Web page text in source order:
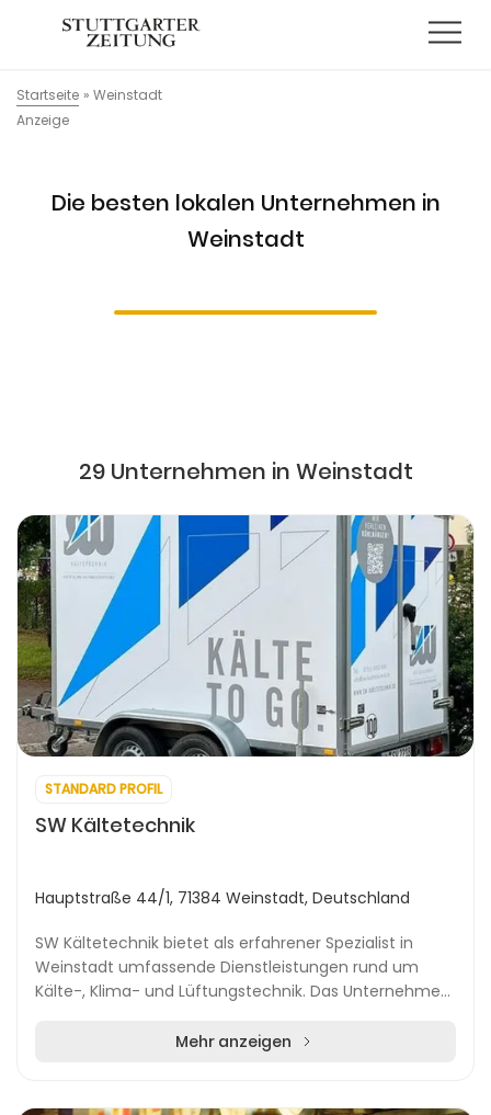
Startseite » Weinstadt
Anzeige
Die besten lokalen Unternehmen in
Weinstadt
29 Unternehmen in Weinstadt
STANDARD PROFIL
SW Kältetechnik
Hauptstraße 44/1, 71384 Weinstadt, Deutschland
SW Kältetechnik bietet als erfahrener Spezialist in
Weinstadt umfassende Dienstleistungen rund um
Kälte-, Klima- und Lüftungstechnik. Das Unternehmen
Mehr anzeigen